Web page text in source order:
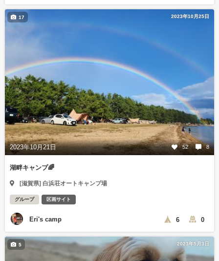
2023年10月25日
2023年10月21日 52 8
17
湖畔キャンプ🌈
[滋賀県] 白浜荘オートキャンプ場
グループ 区画サイト
Eri's camp 6 0
2023年5月3日
5